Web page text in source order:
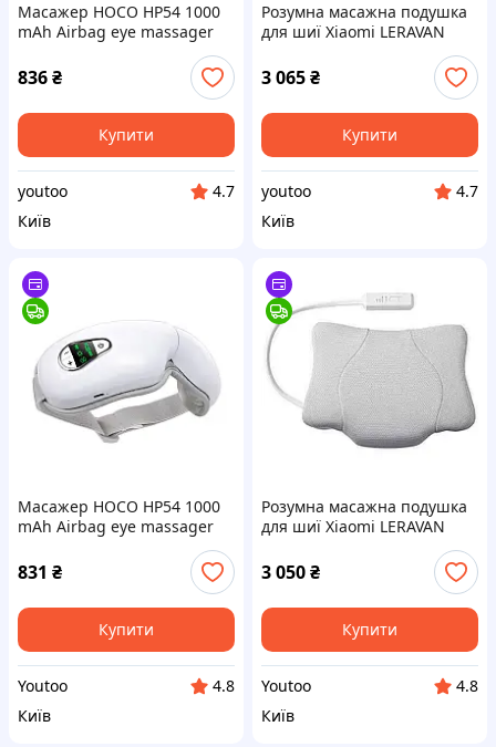
Масажер HOCO HP54 1000
mAh Airbag eye massager
836₴
Купити
youtoo
4.7
Київ
Розумна масажна подушка
для шиї Xiaomi LERAVAN
3 065₴
Купити
youtoo
4.7
Київ
Масажер HOCO HP54 1000
mAh Airbag eye massager
831 ₴
Купити
Youtoo
4.8
Київ
Розумна масажна подушка
для шиї Xiaomi LERAVAN
3 050₴
Купити
Youtoo
4.8
Київ